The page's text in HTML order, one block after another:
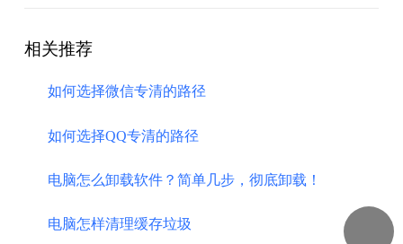
相关推荐
如何选择微信专清的路径
如何选择QQ专清的路径
电脑怎么卸载软件？简单几步，彻底卸载！
电脑怎样清理缓存垃圾